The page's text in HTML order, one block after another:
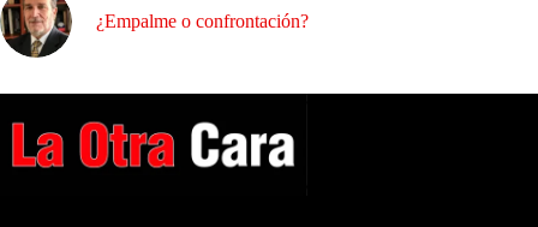
¿Empalme o confrontación?